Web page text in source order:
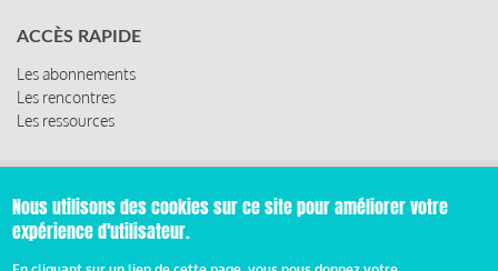
ACCÈS RAPIDE
Les abonnements
Les rencontres
Les ressources
© 2019 Miroir Social - Réalisé par Cafffeine
Mentions légales et condition générale d’utilisation et
Nous utilisons des cookies sur ce site pour améliorer votre
expérience d'utilisateur.